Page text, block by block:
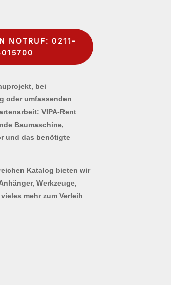
NOTRUF: 0211-
bei
oder umfassenden
VIPA-Rent
Baumaschine,
und das benötigte
Katalog bieten wir
Werkzeuge,
mehr zum Verleih